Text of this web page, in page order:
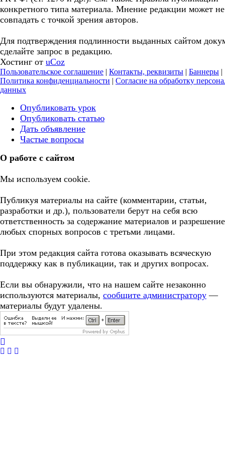
конкретного типа материала. Мнение редакции может не
совпадать с точкой зрения авторов.
Для подтверждения подлинности выданных сайтом
сделайте запрос в редакцию.
Хостинг от uCoz
Пользовательское соглашение | Контакты, реквизиты | Баннеры |
Политика конфиденциальности | Согласие на обработку
данных
Опубликовать урок
Опубликовать статью
Дать объявление
Частые вопросы
О работе с сайтом
Мы используем cookie.
Публикуя материалы на сайте (комментарии, статьи,
разработки и др.), пользователи берут на себя всю
ответственность за содержание материалов и разрешение
любых спорных вопросов с третьми лицами.
При этом редакция сайта готова оказывать всяческую
поддержку как в публикации, так и других вопросах.
Если вы обнаружили, что на нашем сайте незаконно
используются материалы, сообщите администратору —
материалы будут удалены.